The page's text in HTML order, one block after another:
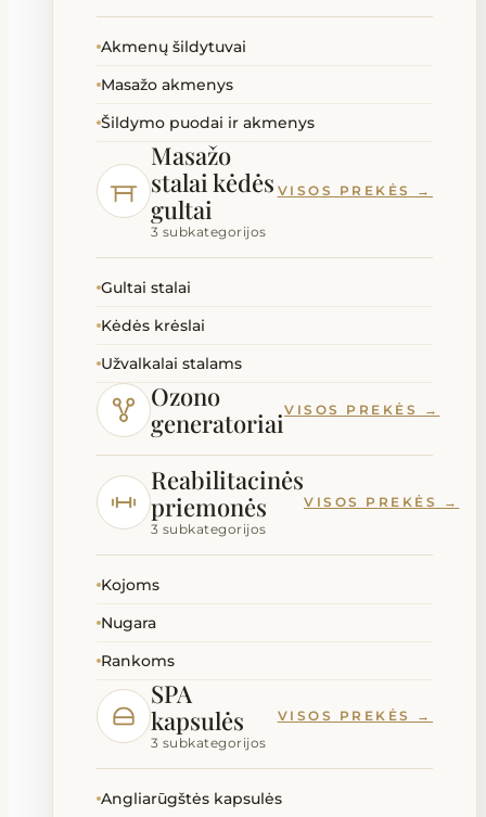
Akmenų šildytuvai
Masažo akmenys
Šildymo puodai ir akmenys
Masažo
stalai kėdės
gultai
3 subkategorijos
VISOS PREKĖS →
Gultai stalai
Kėdės krėslai
Užvalkalai stalams
Ozono
generatoriaiVISOS PREKĖS →
Reabilitacinės
priemonės
3 subkategorijos
VISOS PREKĖS →
Kojoms
Nugara
Rankoms
SPA
kapsulės
3 subkategorijos
VISOS PREKĖS →
Angliarūgštės kapsulės